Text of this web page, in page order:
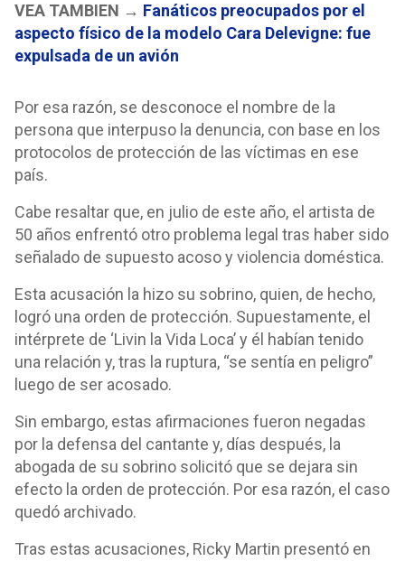
VEA TAMBIEN → Fanáticos preocupados por el
aspecto físico de la modelo Cara Delevigne: fue
expulsada de un avión
Por esa razón, se desconoce el nombre de la
persona que interpuso la denuncia, con base en los
protocolos de protección de las víctimas en ese
país.
Cabe resaltar que, en julio de este año, el artista de
50 años enfrentó otro problema legal tras haber sido
señalado de supuesto acoso y violencia doméstica.
Esta acusación la hizo su sobrino, quien, de hecho,
logró una orden de protección. Supuestamente, el
intérprete de ‘Livin la Vida Loca’ y él habían tenido
una relación y, tras la ruptura, “se sentía en peligro”
luego de ser acosado.
Sin embargo, estas afirmaciones fueron negadas
por la defensa del cantante y, días después, la
abogada de su sobrino solicitó que se dejara sin
efecto la orden de protección. Por esa razón, el caso
quedó archivado.
Tras estas acusaciones, Ricky Martin presentó en